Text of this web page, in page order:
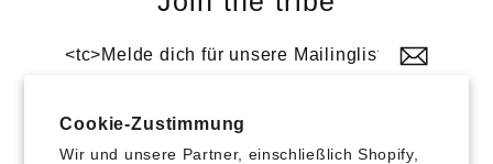
Cookie-Zustimmung
Wir und unsere Partner, einschließlich Shopify,
Mailingliste
an</tc>